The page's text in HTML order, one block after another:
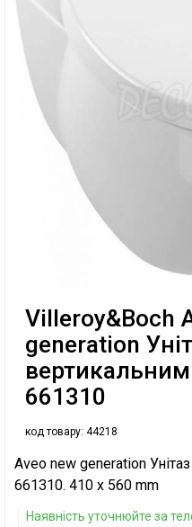
Villeroy&Boch
generation
661310
код товару: 44218
Aveo new generation
661310. 410 x 560 mm
Наявність уточнюйте за